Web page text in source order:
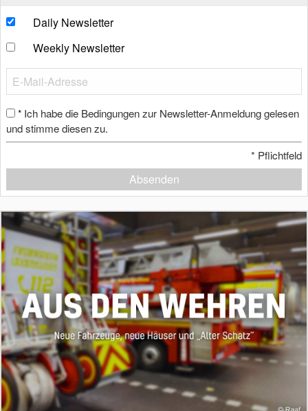
Daily Newsletter
Weekly Newsletter
* Ich habe die Bedingungen zur Newsletter-Anmeldung gelesen
und stimme diesen zu.
* Pflichtfeld
Absenden